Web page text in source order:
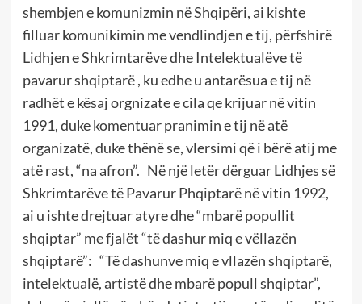
shembjen e komunizmin në Shqipëri, ai kishte
filluar komunikimin me vendlindjen e tij, përfshirë
Lidhjen e Shkrimtarëve dhe Intelektualëve të
pavarur shqiptarë , ku edhe u antarësua e tij në
radhët e kësaj orgnizate e cila qe krijuar në vitin
1991, duke komentuar pranimin e tij në atë
organizatë, duke thënë se, vlersimi që i bërë atij me
atë rast, “na afron”. Në një letër dërguar Lidhjes së
Shkrimtarëve të Pavarur Phqiptarë në vitin 1992,
ai u ishte drejtuar atyre dhe “mbarë popullit
shqiptar” me fjalët “të dashur miq e vëllazën
shqiptarë”: “Të dashunve miq e vllazën shqiptarë,
intelektualë, artistë dhe mbarë popull shqiptar”,